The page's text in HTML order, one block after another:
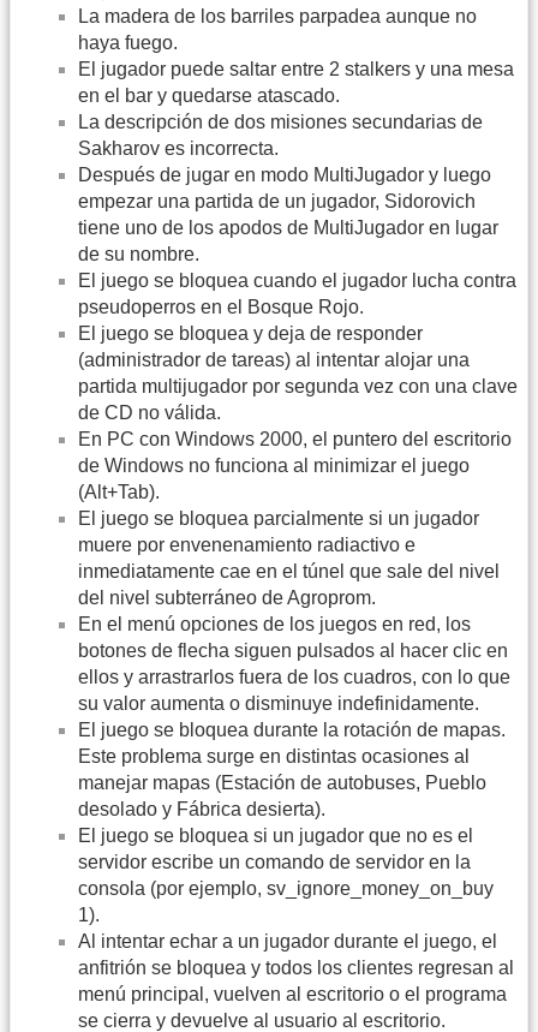
La madera de los barriles parpadea aunque no
haya fuego.
El jugador puede saltar entre 2 stalkers y una mesa
en el bar y quedarse atascado.
La descripción de dos misiones secundarias de
Sakharov es incorrecta.
Después de jugar en modo MultiJugador y luego
empezar una partida de un jugador, Sidorovich
tiene uno de los apodos de MultiJugador en lugar
de su nombre.
El juego se bloquea cuando el jugador lucha contra
pseudoperros en el Bosque Rojo.
El juego se bloquea y deja de responder
(administrador de tareas) al intentar alojar una
partida multijugador por segunda vez con una clave
de CD no válida.
En PC con Windows 2000, el puntero del escritorio
de Windows no funciona al minimizar el juego
(Alt+Tab).
El juego se bloquea parcialmente si un jugador
muere por envenenamiento radiactivo e
inmediatamente cae en el túnel que sale del nivel
del nivel subterráneo de Agroprom.
En el menú opciones de los juegos en red, los
botones de flecha siguen pulsados al hacer clic en
ellos y arrastrarlos fuera de los cuadros, con lo que
su valor aumenta o disminuye indefinidamente.
El juego se bloquea durante la rotación de mapas.
Este problema surge en distintas ocasiones al
manejar mapas (Estación de autobuses, Pueblo
desolado y Fábrica desierta).
El juego se bloquea si un jugador que no es el
servidor escribe un comando de servidor en la
consola (por ejemplo, sv_ignore_money_on_buy
1).
Al intentar echar a un jugador durante el juego, el
anfitrión se bloquea y todos los clientes regresan al
menú principal, vuelven al escritorio o el programa
se cierra y devuelve al usuario al escritorio.